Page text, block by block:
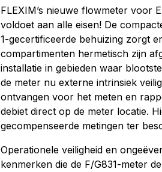
FLEXIM’s nieuwe flowmeter voor
voldoet aan alle eisen! De
1-gecertificeerde behuizing zorgt
compartimenten hermetisch zijn
installatie in gebieden waar
de meter nu externe intrinsiek
ontvangen voor het meten en
debiet direct op de meter locatie.
gecompenseerde metingen ter
Operationele veiligheid en
kenmerken die de F/G831-meter